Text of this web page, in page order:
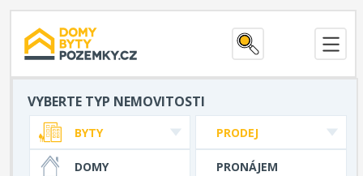
VYBERTE TYP NEMOVITOSTI
PRODEJ
PRONÁJEM
BYTY
DOMY